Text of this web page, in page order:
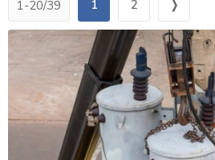
1-20/39 1 2 ❭